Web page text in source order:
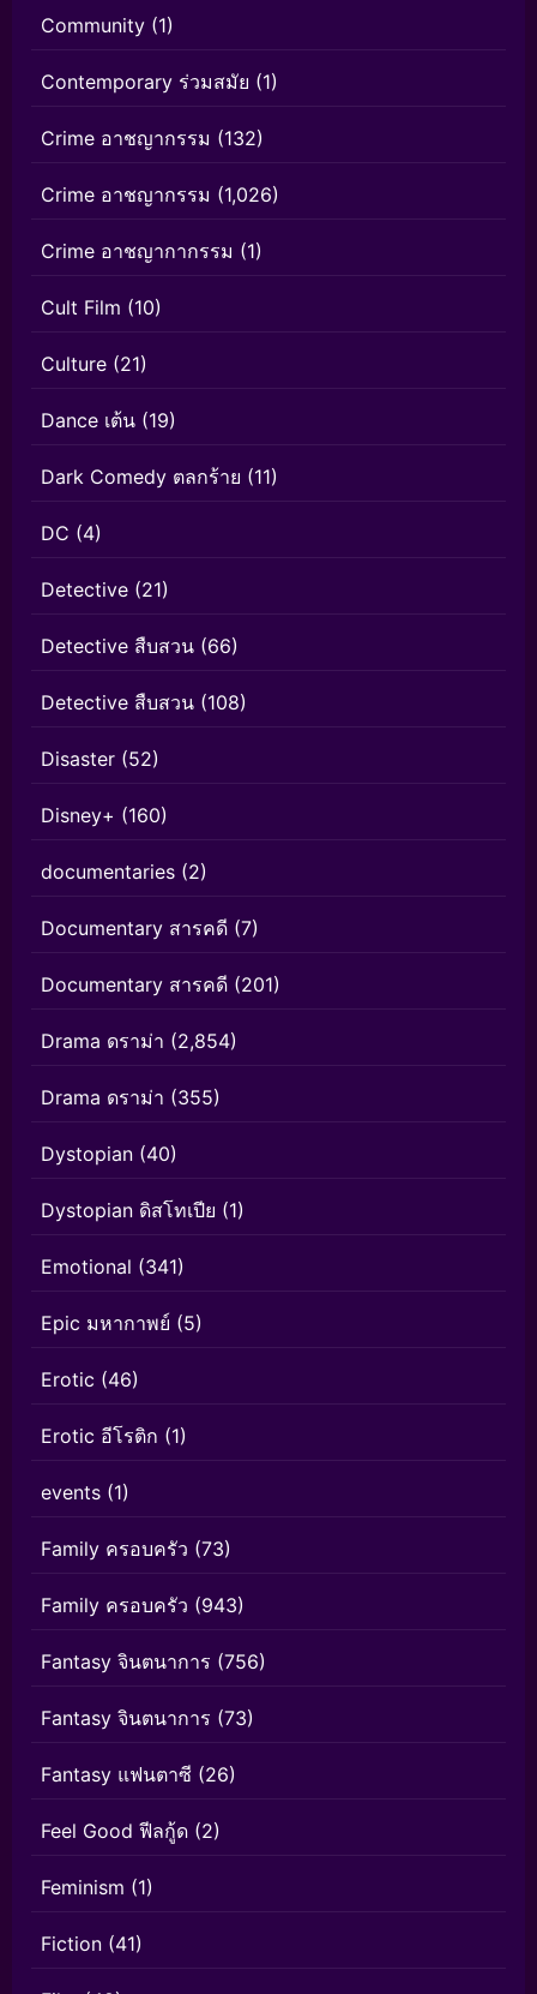
Community (1)
Contemporary ร่วมสมัย (1)
Crime อาชญากรรม (132)
Crime อาชญากรรม (1,026)
Crime อาชญากากรรม (1)
Cult Film (10)
Culture (21)
Dance เต้น (19)
Dark Comedy ตลกร้าย (11)
DC (4)
Detective (21)
Detective สืบสวน (66)
Detective สืบสวน (108)
Disaster (52)
Disney+ (160)
documentaries (2)
Documentary สารคดี (7)
Documentary สารคดี (201)
Drama ดราม่า (2,854)
Drama ดราม่า (355)
Dystopian (40)
Dystopian ดิสโทเปีย (1)
Emotional (341)
Epic มหากาพย์ (5)
Erotic (46)
Erotic อีโรติก (1)
events (1)
Family ครอบครัว (73)
Family ครอบครัว (943)
Fantasy จินตนาการ (756)
Fantasy จินตนาการ (73)
Fantasy แฟนตาซี (26)
Feel Good ฟีลกู้ด (2)
Feminism (1)
Fiction (41)